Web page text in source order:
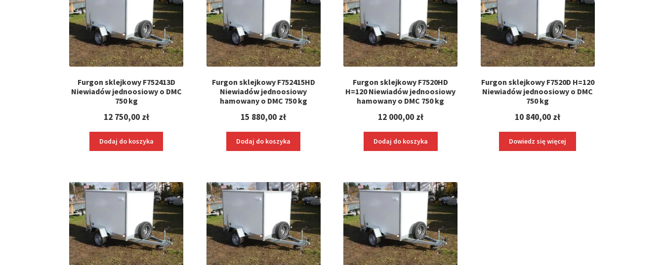
Furgon sklejkowy F752413D
Niewiadów jednoosiowy o DMC
750 kg
12 750,00 zł
Dodaj do koszyka
Furgon sklejkowy F752415HD
Niewiadów jednoosiowy
hamowany o DMC 750 kg
15 880,00 zł
Dodaj do koszyka
Furgon sklejkowy F7520HD
H=120 Niewiadów jednoosiowy
hamowany o DMC 750 kg
12 000,00 zł
Dodaj do koszyka
Furgon sklejkowy F7520D H=120
Niewiadów jednoosiowy o DMC
750 kg
10 840,00 zł
Dowiedz się więcej